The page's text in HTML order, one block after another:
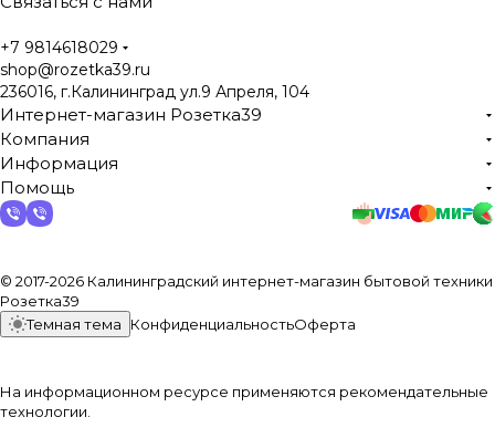
+7 9814618029
shop@rozetka39.ru
236016, г.Калининград ул.9 Апреля, 104
Интернет-магазин Розетка39
Компания
Информация
Помощь
© 2017-2026 Калининградский интернет-магазин бытовой техники
Розетка39
Темная тема
КонфиденциальностьОферта
На информационном ресурсе применяются рекомендательные
технологии